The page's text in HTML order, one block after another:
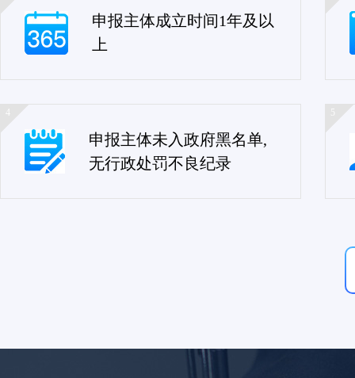
申报主体成立时间1年及以
上
4
申报主体未入政府黑名单,
无行政处罚不良纪录
5